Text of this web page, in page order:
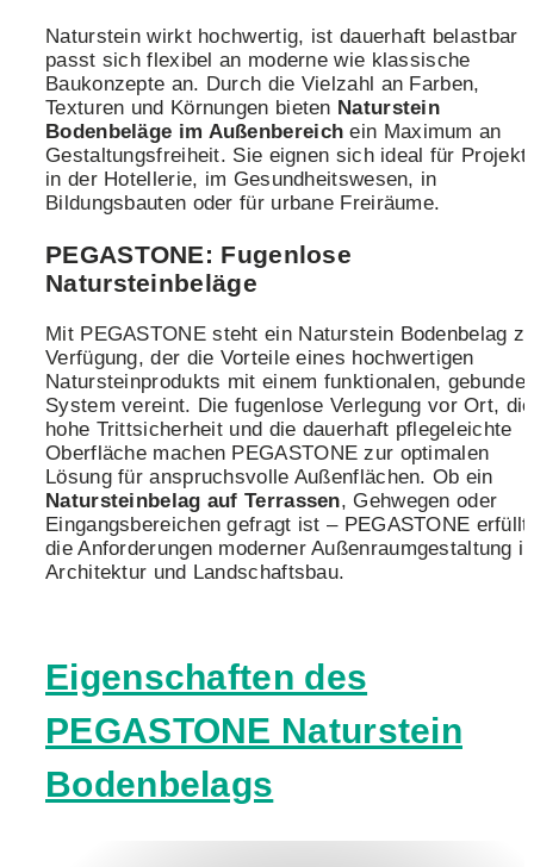
Naturstein wirkt hochwertig, ist dauerhaft belastbar
passt sich flexibel an moderne wie klassische
Baukonzepte an. Durch die Vielzahl an Farben,
Texturen und Körnungen bieten Naturstein
Bodenbeläge im Außenbereich ein Maximum an
Gestaltungsfreiheit. Sie eignen sich ideal für
in der Hotellerie, im Gesundheitswesen, in
Bildungsbauten oder für urbane Freiräume.
PEGASTONE: Fugenlose
Natursteinbeläge
Mit PEGASTONE steht ein Naturstein Bodenbelag
Verfügung, der die Vorteile eines hochwertigen
Natursteinprodukts mit einem funktionalen,
System vereint. Die fugenlose Verlegung vor Ort, die
hohe Trittsicherheit und die dauerhaft pflegeleichte
Oberfläche machen PEGASTONE zur optimalen
Lösung für anspruchsvolle Außenflächen. Ob ein
Natursteinbelag auf Terrassen, Gehwegen oder
Eingangsbereichen gefragt ist – PEGASTONE erfüllt
die Anforderungen moderner Außenraumgestaltung in
Architektur und Landschaftsbau.
Eigenschaften des
PEGASTONE Naturstein
Bodenbelags